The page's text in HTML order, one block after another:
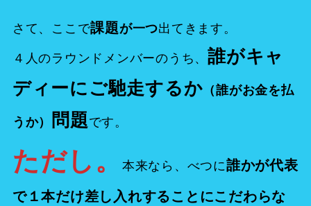
さて、ここで課題が一つ出てきます。
４人のラウンドメンバーのうち、誰がキャ
ディーにご馳走するか （誰がお金を払
うか） 問題です。
ただし。 本来なら、べつに誰かが代表
で１本だけ差し入れすることにこだわらな